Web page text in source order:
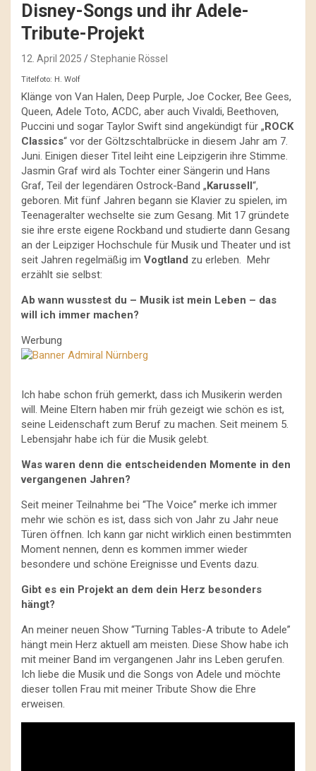
Disney-Songs und ihr Adele-
Tribute-Projekt
12. April 2025 Stephanie Rössel
Titelfoto: H. Wolf
Klänge von Van Halen, Deep Purple, Joe Cocker, Bee Gees,
Queen, Adele Toto, ACDC, aber auch Vivaldi, Beethoven,
Puccini und sogar Taylor Swift sind angekündigt für „ROCK
Classics“ vor der Göltzschtalbrücke in diesem Jahr am 7.
Juni. Einigen dieser Titel leiht eine Leipzigerin ihre Stimme.
Jasmin Graf wird als Tochter einer Sängerin und Hans
Graf, Teil der legendären Ostrock-Band „Karussell“,
geboren. Mit fünf Jahren begann sie Klavier zu spielen, im
Teenageralter wechselte sie zum Gesang. Mit 17 gründete
sie ihre erste eigene Rockband und studierte dann Gesang
an der Leipziger Hochschule für Musik und Theater und ist
seit Jahren regelmäßig im Vogtland zu erleben. Mehr
erzählt sie selbst:
Ab wann wusstest du – Musik ist mein Leben – das
will ich immer machen?
Werbung
Ich habe schon früh gemerkt, dass ich Musikerin werden
will. Meine Eltern haben mir früh gezeigt wie schön es ist,
seine Leidenschaft zum Beruf zu machen. Seit meinem 5.
Lebensjahr habe ich für die Musik gelebt.
Was waren denn die entscheidenden Momente in den
vergangenen Jahren?
Seit meiner Teilnahme bei “The Voice” merke ich immer
mehr wie schön es ist, dass sich von Jahr zu Jahr neue
Türen öffnen. Ich kann gar nicht wirklich einen bestimmten
Moment nennen, denn es kommen immer wieder
besondere und schöne Ereignisse und Events dazu.
Gibt es ein Projekt an dem dein Herz besonders
hängt?
An meiner neuen Show “Turning Tables-A tribute to Adele”
hängt mein Herz aktuell am meisten. Diese Show habe ich
mit meiner Band im vergangenen Jahr ins Leben gerufen.
Ich liebe die Musik und die Songs von Adele und möchte
dieser tollen Frau mit meiner Tribute Show die Ehre
erweisen.